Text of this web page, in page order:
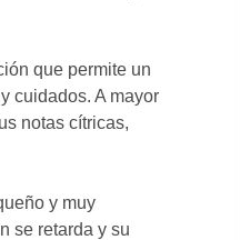
que permite un
cuidados. A mayor
notas cítricas,
y muy
se retarda y su